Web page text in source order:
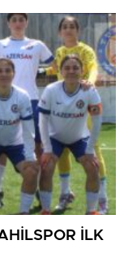
İLK